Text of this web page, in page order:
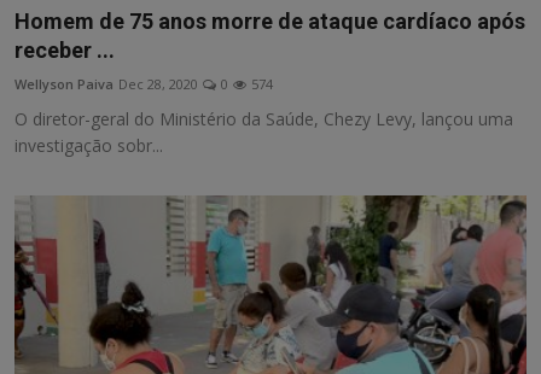
Homem de 75 anos morre de ataque cardíaco após
receber ...
Wellyson Paiva Dec 28, 2020 0 574
O diretor-geral do Ministério da Saúde, Chezy Levy, lançou uma
investigação sobr...